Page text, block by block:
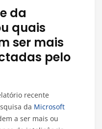
da
quais
ser mais
pelo
recente
da Microsoft
a ser mais ou